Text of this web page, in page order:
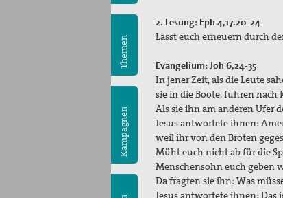
Themen
Kampagnen
2. Lesung: Eph 4,17.20-24
Lasst euch erneuern durch
Evangelium: Joh 6,24-35
In jener Zeit, als die Leute
sie in die Boote, fuhren nach
Als sie ihn am anderen Ufer
Jesus antwortete ihnen:
weil ihr von den Broten
Müht euch nicht ab für die
Menschensohn euch geben
Da fragten sie ihn: Was
Jesus antwortete ihnen: Das